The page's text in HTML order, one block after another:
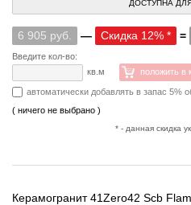
ДОСТУПНА
6 905 руб. — Скидка 12% * =
Введите кол-во:
кв.м
положить в
автоматически добавлять в запас 5%
( ничего не выбрано )
* - данная скидка
Керамогранит 41Zero42 Scb